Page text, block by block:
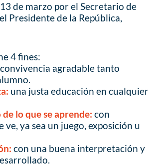
de marzo por el Secretario de
Presidente de la República,
4 fines:
agradable tanto
una justa educación en cualquier
lo que se aprende: con
ya sea un juego, exposición u
con una buena interpretación y